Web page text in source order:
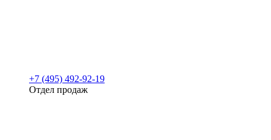
+7 (495) 492-92-19
Отдел продаж